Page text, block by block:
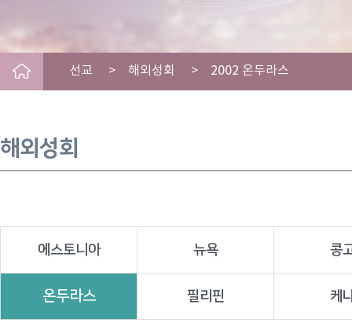
선교 > 해외성회 > 2002 온두라스
해외성회
에스토니아 뉴욕 콩
온두라스 필리핀 케